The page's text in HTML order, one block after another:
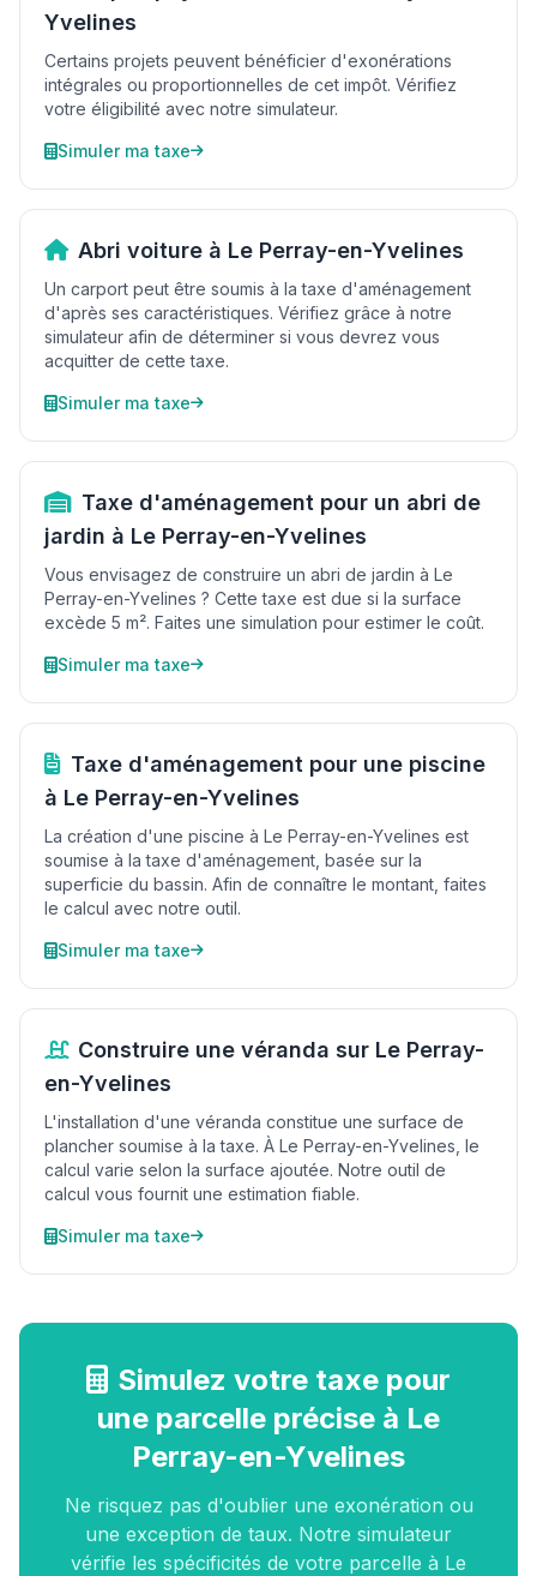
Yvelines
Certains projets peuvent bénéficier d'exonérations
intégrales ou proportionnelles de cet impôt. Vérifiez
votre éligibilité avec notre simulateur.
Simuler ma taxe
Abri voiture à Le Perray-en-Yvelines
Un carport peut être soumis à la taxe d'aménagement
d'après ses caractéristiques. Vérifiez grâce à notre
simulateur afin de déterminer si vous devrez vous
acquitter de cette taxe.
Simuler ma taxe
Taxe d'aménagement pour un abri de
jardin à Le Perray-en-Yvelines
Vous envisagez de construire un abri de jardin à Le
Perray-en-Yvelines ? Cette taxe est due si la surface
excède 5 m². Faites une simulation pour estimer le coût.
Simuler ma taxe
Taxe d'aménagement pour une piscine
à Le Perray-en-Yvelines
La création d'une piscine à Le Perray-en-Yvelines est
soumise à la taxe d'aménagement, basée sur la
superficie du bassin. Afin de connaître le montant, faites
le calcul avec notre outil.
Simuler ma taxe
Construire une véranda sur Le Perray-
en-Yvelines
L'installation d'une véranda constitue une surface de
plancher soumise à la taxe. À Le Perray-en-Yvelines, le
calcul varie selon la surface ajoutée. Notre outil de
calcul vous fournit une estimation fiable.
Simuler ma taxe
Simulez votre taxe pour
une parcelle précise à Le
Perray-en-Yvelines
Ne risquez pas d'oublier une exonération ou
une exception de taux. Notre simulateur
vérifie les spécificités de votre parcelle à Le